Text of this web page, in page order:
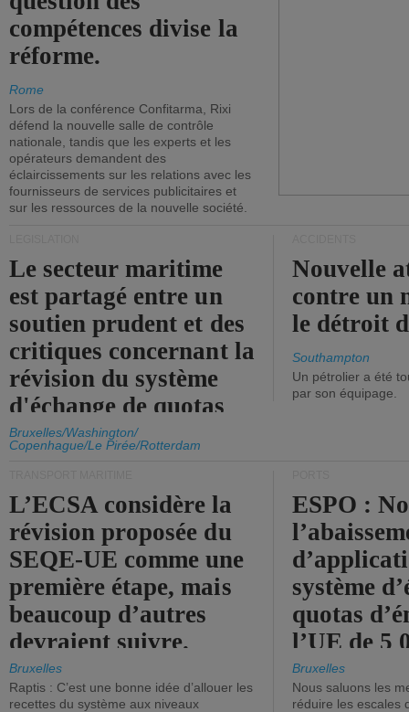
compétences divise la
réforme.
Rome
Lors de la conférence Confitarma, Rixi
défend la nouvelle salle de contrôle
nationale, tandis que les experts et les
opérateurs demandent des
éclaircissements sur les relations avec les
fournisseurs de services publicitaires et
sur les ressources de la nouvelle société.
Le secteur maritime
est partagé entre un
soutien prudent et des
critiques concernant la
révision du système
d'échange de quotas
d'émission de l'UE.
Bruxelles/Washington/
Copenhague/Le Pirée/Rotterdam
Nouvelle
contre un
le détroit
Southampton
Un pétrolier a été
par son équipage.
L’ECSA considère la
révision proposée du
SEQE-UE comme une
première étape, mais
beaucoup d’autres
devraient suivre.
Bruxelles
Raptis : C’est une bonne idée d’allouer les
recettes du système aux niveaux
ESPO :
système
quotas
l’UE de 5
tonneaux
brute.
Bruxelles
Nous saluons les
réduire les escales